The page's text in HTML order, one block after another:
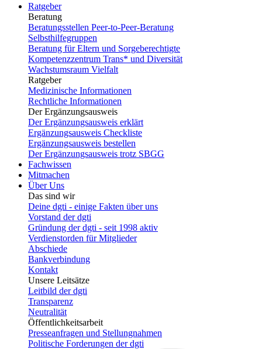
Ratgeber
Beratung
Beratungsstellen Peer-to-Peer-Beratung
Selbsthilfegruppen
Beratung für Eltern und Sorgeberechtigte
Kompetenzzentrum Trans* und Diversität
Wachstumsraum Vielfalt
Ratgeber
Medizinische Informationen
Rechtliche Informationen
Der Ergänzungsausweis
Der Ergänzungsausweis erklärt
Ergänzungsausweis Checkliste
Ergänzungsausweis bestellen
Der Ergänzungsausweis trotz SBGG
Fachwissen
Mitmachen
Über Uns
Das sind wir
Deine dgti - einige Fakten über uns
Vorstand der dgti
Gründung der dgti - seit 1998 aktiv
Verdienstorden für Mitglieder
Abschiede
Bankverbindung
Kontakt
Unsere Leitsätze
Leitbild der dgti
Transparenz
Neutralität
Öffentlichkeitsarbeit
Presseanfragen und Stellungnahmen
Politische Forderungen der dgti